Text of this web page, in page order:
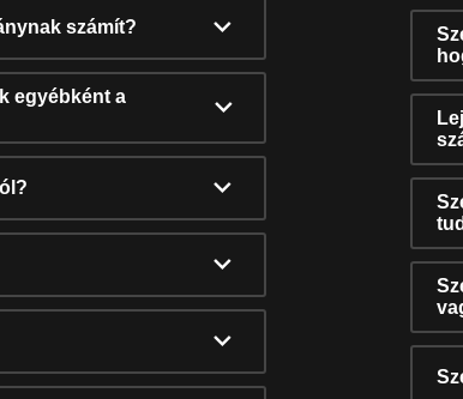
számít?
egyébként a